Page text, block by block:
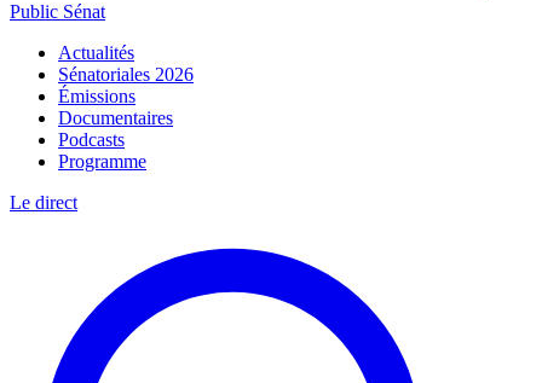
Public Sénat
Actualités
Sénatoriales 2026
Émissions
Documentaires
Podcasts
Programme
Le direct